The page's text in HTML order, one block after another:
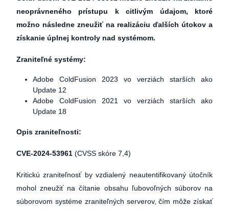
neoprávneného prístupu k citlivým údajom, ktoré
možno následne zneužiť na realizáciu ďalších útokov a
získanie úplnej kontroly nad systémom.
Zraniteľné systémy:
Adobe ColdFusion 2023 vo verziách starších ako
Update 12
Adobe ColdFusion 2021 vo verziách starších ako
Update 18
Opis zraniteľnosti:
CVE-2024-53961 (CVSS skóre 7,4)
Kritickú zraniteľnosť by vzdialený neautentifikovaný útočník
mohol zneužiť na čítanie obsahu ľubovoľných súborov na
súborovom systéme zraniteľných serverov, čím môže získať